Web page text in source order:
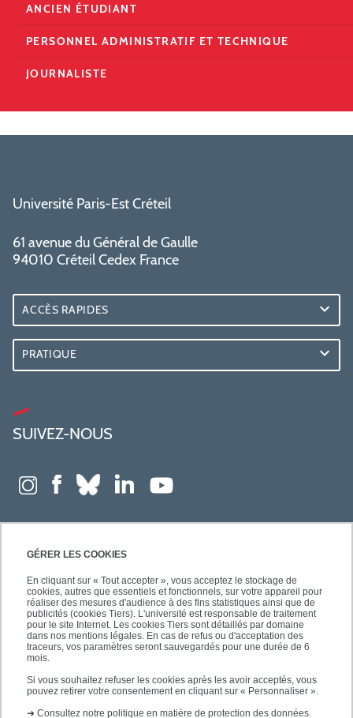
GÉRER LES COOKIES
En cliquant sur « Tout accepter », vous acceptez le stockage de
cookies, autres que essentiels et fonctionnels, sur votre appareil pour
réaliser des mesures d'audience à des fins statistiques ainsi que de
publicités (cookies Tiers). L'université est responsable de traitement
pour le site Internet. Les cookies Tiers sont détaillés par domaine
dans nos mentions légales. En cas de refus ou d'acceptation des
traceurs, vos paramètres seront sauvegardés pour une durée de 6
mois.
Si vous souhaitez refuser les cookies après les avoir acceptés, vous
pouvez retirer votre consentement en cliquant sur « Personnaliser ».
➜ Consultez notre politique en matière de protection des données.
ANCIEN ÉTUDIANT
PERSONNEL ADMINISTRATIF ET TECHNIQUE
JOURNALISTE
Université Paris-Est Créteil
61 avenue du Général de Gaulle
94010 Créteil Cedex France
ACCÈS RAPIDES
PRATIQUE
SUIVEZ-NOUS